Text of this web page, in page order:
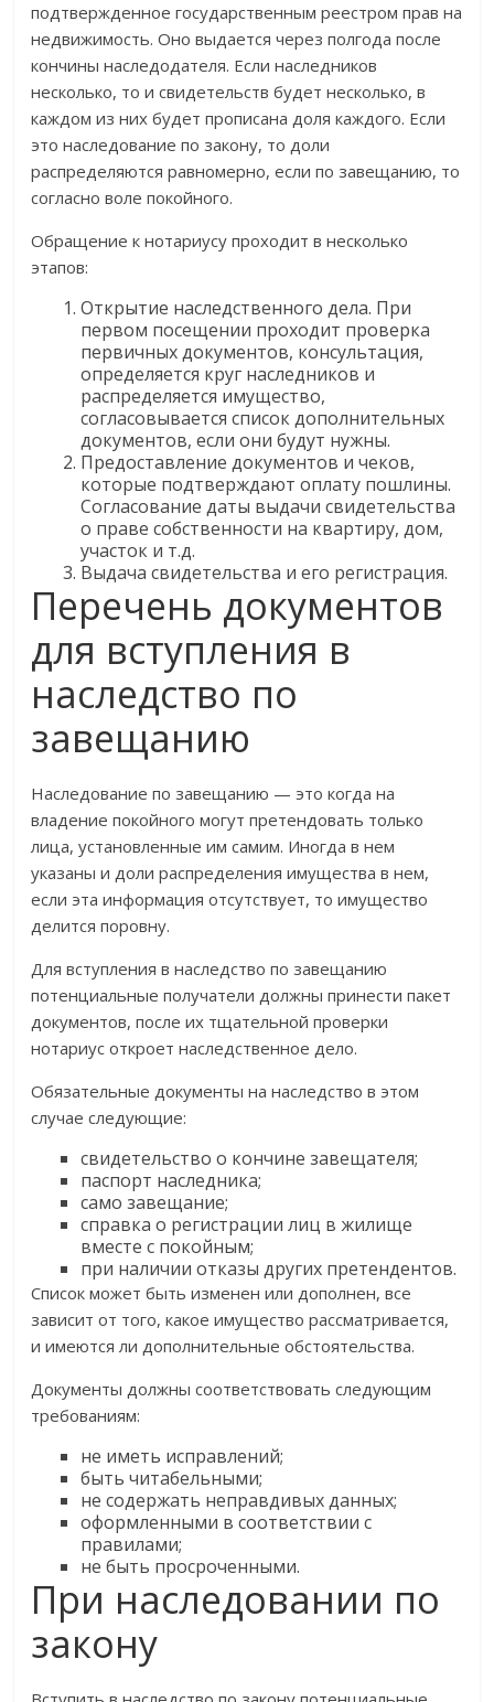
подтвержденное государственным реестром прав на
недвижимость. Оно выдается через полгода после
кончины наследодателя. Если наследников
несколько, то и свидетельств будет несколько, в
каждом из них будет прописана доля каждого. Если
это наследование по закону, то доли
распределяются равномерно, если по завещанию, то
согласно воле покойного.
Обращение к нотариусу проходит в несколько
этапов:
Открытие наследственного дела. При
первом посещении проходит проверка
первичных документов, консультация,
определяется круг наследников и
распределяется имущество,
согласовывается список дополнительных
документов, если они будут нужны.
Предоставление документов и чеков,
которые подтверждают оплату пошлины.
Согласование даты выдачи свидетельства
о праве собственности на квартиру, дом,
участок и т.д.
Выдача свидетельства и его регистрация.
Перечень документов
для вступления в
наследство по
завещанию
Наследование по завещанию — это когда на
владение покойного могут претендовать только
лица, установленные им самим. Иногда в нем
указаны и доли распределения имущества в нем,
если эта информация отсутствует, то имущество
делится поровну.
Для вступления в наследство по завещанию
потенциальные получатели должны принести пакет
документов, после их тщательной проверки
нотариус откроет наследственное дело.
Обязательные документы на наследство в этом
случае следующие:
свидетельство о кончине завещателя;
паспорт наследника;
само завещание;
справка о регистрации лиц в жилище
вместе с покойным;
при наличии отказы других претендентов.
Список может быть изменен или дополнен, все
зависит от того, какое имущество рассматривается,
и имеются ли дополнительные обстоятельства.
Документы должны соответствовать следующим
требованиям:
не иметь исправлений;
быть читабельными;
не содержать неправдивых данных;
оформленными в соответствии с
правилами;
не быть просроченными.
При наследовании по
закону